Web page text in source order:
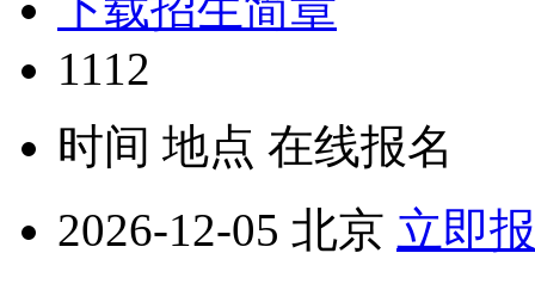
1112
时间 地点 在线报名
2026-12-05 北京 立即